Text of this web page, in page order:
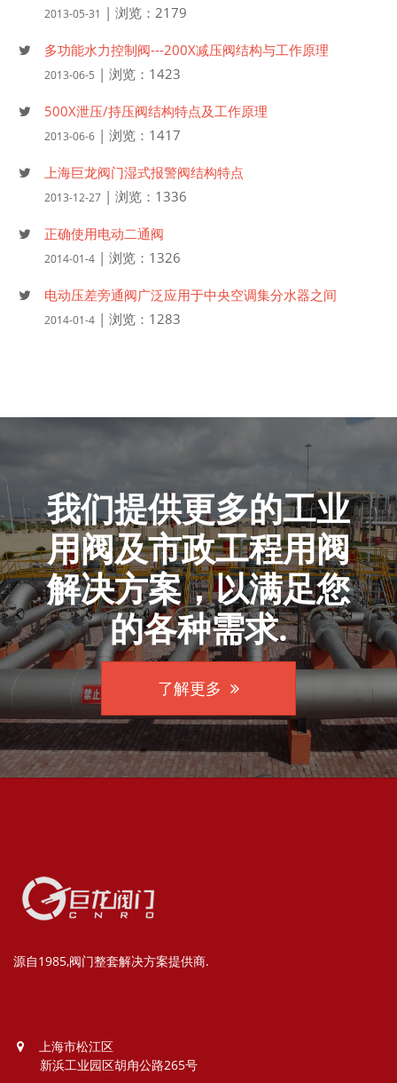
2013-05-31 | 浏览：2179
多功能水力控制阀---200X减压阀结构与工作原理
2013-06-5 | 浏览：1423
500X泄压/持压阀结构特点及工作原理
2013-06-6 | 浏览：1417
上海巨龙阀门湿式报警阀结构特点
2013-12-27 | 浏览：1336
正确使用电动二通阀
2014-01-4 | 浏览：1326
电动压差旁通阀广泛应用于中央空调集分水器之间
2014-01-4 | 浏览：1283
我们提供更多的工业
用阀及市政工程用阀
解决方案，以满足您
的各种需求.
了解更多
源自1985,阀门整套解决方案提供商.
上海市松江区
新浜工业园区胡甪公路265号